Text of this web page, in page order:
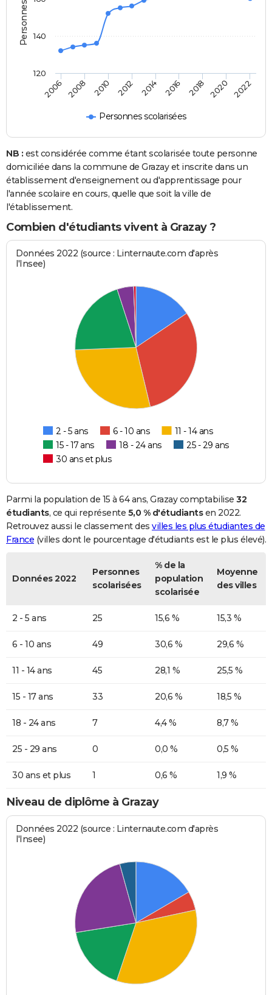
Personnes scolarisées
2006 2008 2010 2012 2014 2016 2018 2020 2022
120
140
NB : est considérée comme étant scolarisée toute personne
domiciliée dans la commune de Grazay et inscrite dans un
établissement d'enseignement ou d'apprentissage pour
l'année scolaire en cours, quelle que soit la ville de
l'établissement.
Combien d'étudiants vivent à Grazay ?
Données 2022 (source : Linternaute.com d'après
l'Insee)
2 - 5 ans 6 - 10 ans
11 - 14 ans
15 - 17 ans
18 - 24 ans
25 - 29 ans
30 ans et plus
Parmi la population de 15 à 64 ans, Grazay comptabilise 32
étudiants, ce qui représente 5,0 % d'étudiantsen 2022.
Retrouvez aussi le classement des villes les plus étudiantes de
France (villes dont le pourcentage d'étudiants est le plus élevé).
Données 2022
Personnes
scolarisées
% de la
population
scolarisée
Moyenne
des villes
2 - 5 ans 25 15,6 % 15,3 %
6 - 10 ans 49 30,6 % 29,6 %
11 - 14 ans 45 28,1 % 25,5 %
15 - 17 ans 33 20,6 % 18,5 %
18 - 24 ans 7 4,4 % 8,7 %
25 - 29 ans 0 0,0 % 0,5 %
30 ans et plus 1 0,6 % 1,9 %
Niveau de diplôme à Grazay
Données 2022 (source : Linternaute.com d'après
l'Insee)